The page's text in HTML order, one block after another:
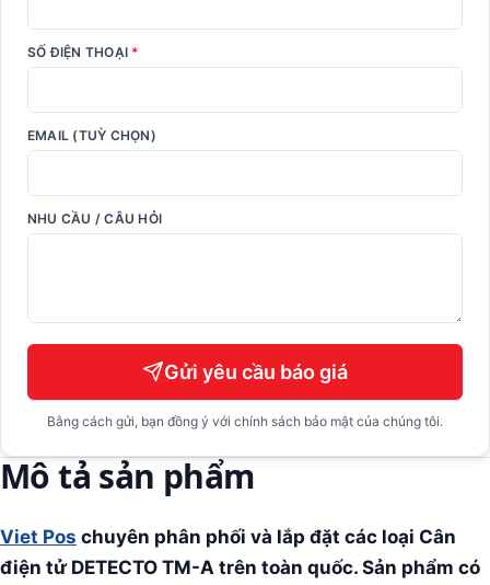
SỐ ĐIỆN THOẠI *
EMAIL (TUỲ CHỌN)
NHU CẦU / CÂU HỎI
Gửi yêu cầu báo giá
Bằng cách gửi, bạn đồng ý với chính sách bảo mật của chúng tôi.
Mô tả sản phẩm
Viet Pos chuyên phân phối và lắp đặt các loại Cân
điện tử DETECTO TM-A trên toàn quốc. Sản phẩm có